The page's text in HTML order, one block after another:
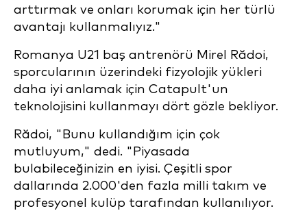
arttırmak ve onları korumak için her türlü
avantajı kullanmalıyız."
Romanya U21 baş antrenörü Mirel Rădoi,
sporcularının üzerindeki fizyolojik yükleri
daha iyi anlamak için Catapult'un
teknolojisini kullanmayı dört gözle bekliyor.
Rădoi, "Bunu kullandığım için çok
mutluyum," dedi. "Piyasada
bulabileceğinizin en iyisi. Çeşitli spor
dallarında 2.000'den fazla milli takım ve
profesyonel kulüp tarafından kullanılıyor.